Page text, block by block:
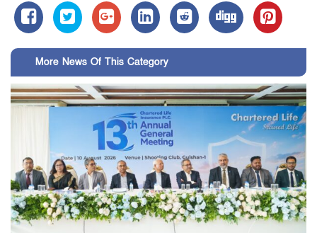
More News Of This Category